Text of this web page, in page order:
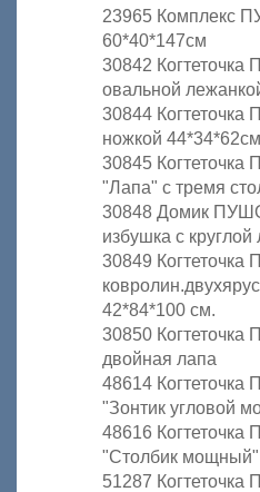
23965 Комплекс
60*40*147см
30842
овальной
30844
ножкой 44*34*62см
30845
"Лапа" с тремя
30848 Домик
избушка с круглой
30849
42*84*100 см.
30850
двойная лапа
48614
"Зонтик угловой
48616
"Столбик мощный"
51287